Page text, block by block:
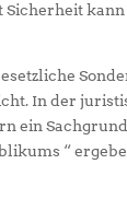
Sicherheit kann
In der
ein
“